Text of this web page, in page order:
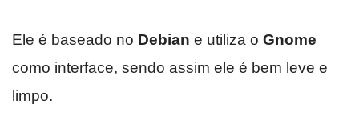
Ele é baseado no Debian e utiliza o Gnome
como interface, sendo assim ele é bem leve e
limpo.